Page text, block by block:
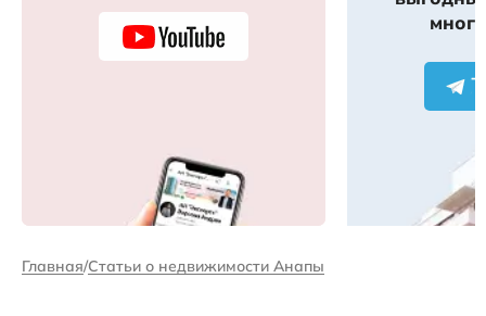
Главная Статьи о недвижимости Анапы